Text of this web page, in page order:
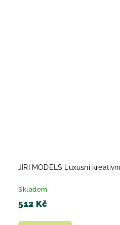
JIRI MODELS Luxusní
Skladem
512 Kč